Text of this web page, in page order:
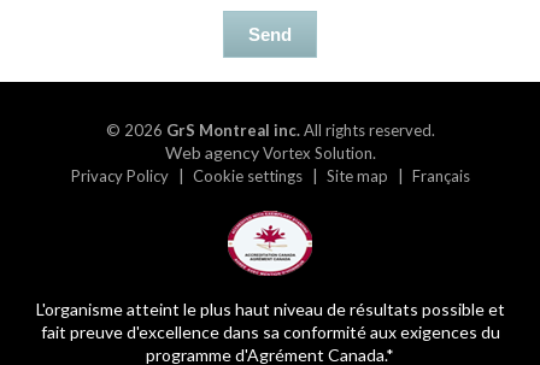
Send
© 2026 GrS Montreal inc.All rights reserved.
Web agencyVortex Solution.
Privacy Policy Cookie settings Site map Français
L'organisme atteint le plus haut niveau de résultats possible et
fait preuve d'excellence dans sa conformité aux exigences du
programme d'Agrément Canada.*